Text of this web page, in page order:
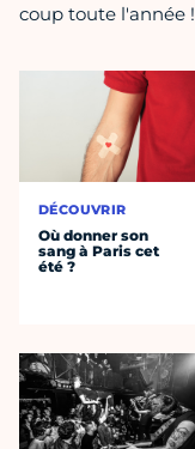
coup toute l'année !
DÉCOUVRIR
Où donner son
sang à Paris cet
été ?